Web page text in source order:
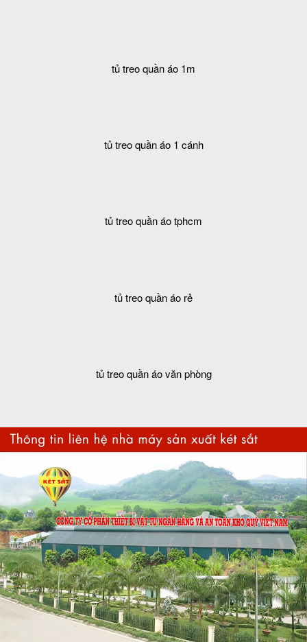
tủ treo quần áo 1m
tủ treo quần áo 1 cánh
tủ treo quần áo tphcm
tủ treo quần áo rẻ
tủ treo quần áo văn phòng